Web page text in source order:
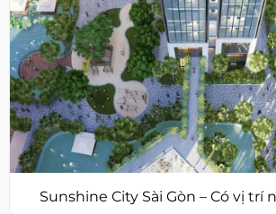
Sunshine City Sài Gòn – Có vị trí